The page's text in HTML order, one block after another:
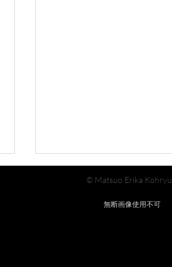
© Matsuo Erika Kohryu
無断画像使用不可